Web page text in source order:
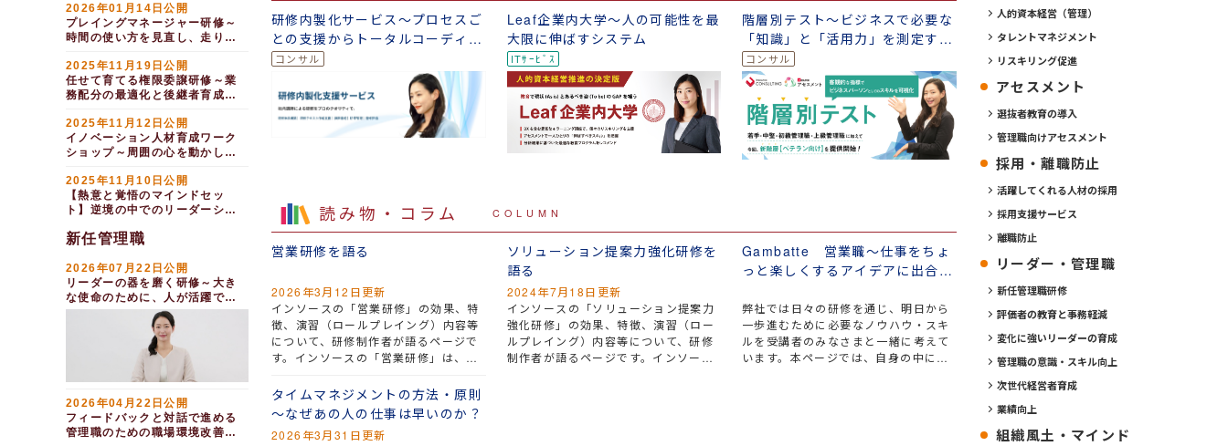
研修内製化サービス～プロセスご
との支援からトータルコーディネ
ートまで
Leaf企業内大学～人の可能性を最
大限に伸ばすシステム
階層別テスト～ビジネスで必要な
「知識」と「活用力」を測定する
テスト
読み物・コラム COLUMN
営業研修を語る
2026年3月12日更新
インソースの「営業研修」の効果、特
徴、演習（ロールプレイング）内容等
について、研修制作者が語るページで
す。インソースの「営業研修」は、受
る営業パーソン」になる実践的な方法
を身につけていただく研修です。
ソリューション提案力強化研修を
語る
2024年7月18日更新
インソースの「ソリューション提案力
強化研修」の効果、特徴、演習（ロー
ルプレイング）内容等について、研修
制作者が語るページです。インソース
Gambatte 営業職～仕事をちょ
っと楽しくするアイデアに出合え
弊社では日々の研修を通じ、明日から
一歩進むために必要なノウハウ・スキ
ルを受講者のみなさまと一緒に考えて
います。本ページでは、自身の中に眠
タイムマネジメントの方法・原則
～なぜあの人の仕事は早いのか？
2026年3月31日更新
2026年01月14日公開
プレイングマネージャー研修～
時間の使い方を見直し、走りな
2025年11月19日公開
任せて育てる権限委譲研修～業
務配分の最適化と後継者育成
2025年11月12日公開
イノベーション人材育成ワーク
ショップ～周囲の心を動かし変
2025年11月10日公開
【熱意と覚悟のマインドセッ
ト】逆境の中でのリーダーシッ
新任管理職
2026年07月22日公開
リーダーの器を磨く研修～大き
な使命のために、人が活躍でき
る場を開く（２日間）
2026年04月22日公開
フィードバックと対話で進める
管理職のための職場環境改善研
人的資本経営（管理）
タレントマネジメント
リスキリング促進
アセスメント
選抜者教育の導入
管理職向けアセスメント
採用・離職防止
活躍してくれる人材の採用
採用支援サービス
離職防止
リーダー・管理職
新任管理職研修
評価者の教育と事務軽減
変化に強いリーダーの育成
管理職の意識・スキル向上
次世代経営者育成
業績向上
組織風土・マインド